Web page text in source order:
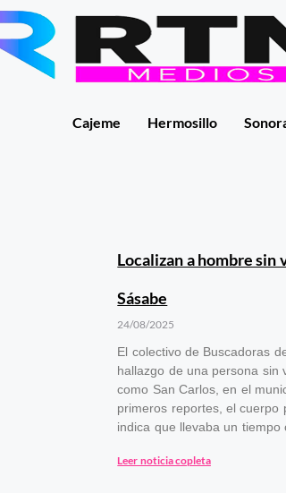
Cajeme Hermosillo
Localizan a hombre sin
Sásabe
24/08/2025
El colectivo de Buscadoras
hallazgo de una persona sin
como San Carlos, en el
primeros reportes, el cuerpo
indica que llevaba un tiempo
Leer noticia copleta